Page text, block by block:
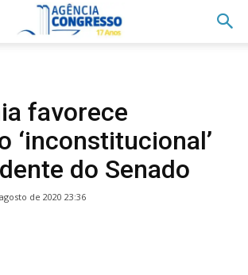
favorece
‘inconstitucional’
do Senado
de 2020 23:36